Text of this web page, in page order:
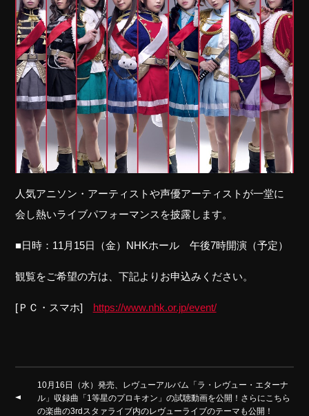
人気アニソン・アーティストや声優アーティストが一堂に
会し熱いライブパフォーマンスを披露します。
■日時：11月15日（金）NHKホール 午後7時開演（予定）
観覧をご希望の方は、下記よりお申込みください。
[ＰＣ・スマホ] https://www.nhk.or.jp/event/
10月16日（水）発売、レヴューアルバム「ラ・レヴュー・エターナ
ル」収録曲「1等星のプロキオン」の試聴動画を公開！さらにこちら
の楽曲の3rdスタァライブ内のレヴューライブのテーマも公開！